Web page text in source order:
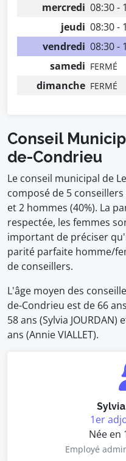
mercredi 08:30 -
jeudi 08:30 -
vendredi 08:30 -
samedi FERMÉ
dimanche FERMÉ
Conseil
de-Condrieu
Le conseil municipal de
composé de 5
et 2 hommes (40%). La
respectée, les femmes
important de préciser
parité parfaite homme/
de conseillers.
L'âge moyen des
de-Condrieu est de 66
58 ans (Sylvia
ans (Annie VIALLET).
1er
Née en
Employé